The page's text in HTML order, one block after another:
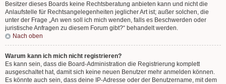
Besitzer dieses Boards keine Rechtsberatung anbieten kann und nicht die
Anlaufstelle für Rechtsangelegenheiten jeglicher Art ist; außer solchen, die
unter der Frage „An wen soll ich mich wenden, falls es Beschwerden oder
juristische Anfragen zu diesem Forum gibt?“ behandelt werden.
Nach oben
Warum kann ich mich nicht registrieren?
Es kann sein, dass die Board-Administration die Registrierung komplett
ausgeschaltet hat, damit sich keine neuen Benutzer mehr anmelden können.
Es könnte auch sein, dass deine IP-Adresse oder der Benutzername, mit dem